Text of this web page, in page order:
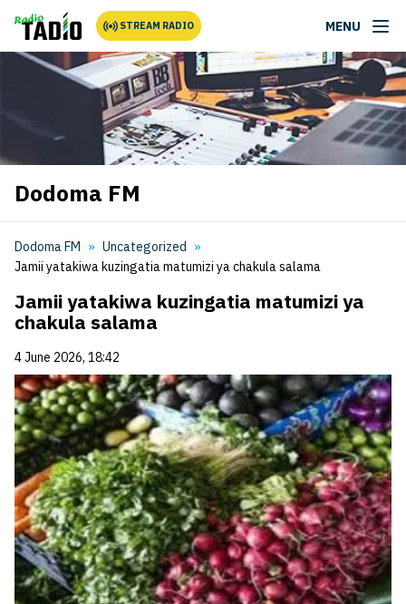
STREAM RADIO MENU
Dodoma FM
Dodoma FM
Uncategorized
Jamii yatakiwa kuzingatia matumizi ya chakula salama
Jamii yatakiwa kuzingatia matumizi ya
chakula salama
4 June 2026, 18:42